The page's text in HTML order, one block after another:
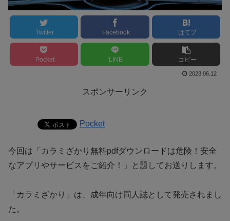
Twitter Facebook はてブ
Pocket LINE コピー
2023.06.12
スポンサーリンク
Pocket
今回は「 カラミざかり無料pdfダウンロードは危険！安全
なアプリやサービスをご紹介！
」と題してお送りします。
「カラミざかり」は、成年向け同人誌として発売されまし
た。